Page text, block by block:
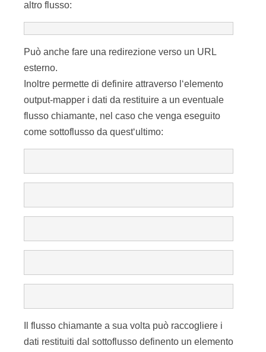
altro flusso:
Può anche fare una redirezione verso un URL
esterno.
Inoltre permette di definire attraverso l‘elemento
output-mapper i dati da restituire a un eventuale
flusso chiamante, nel caso che venga eseguito
come sottoflusso da quest‘ultimo:
Il flusso chiamante a sua volta può raccogliere i
dati restituiti dal sottoflusso definento un elemento